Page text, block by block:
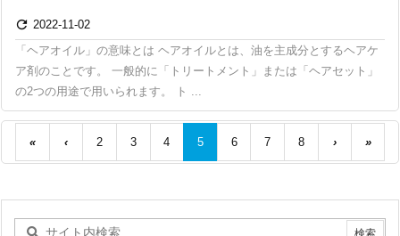
 2022-11-02
「ヘアオイル」の意味とは ヘアオイルとは、油を主成分とするヘアケ
ア剤のことです。 一般的に「トリートメント」または「ヘアセット」
の2つの用途で用いられます。 ト ...
« ‹ 2 3 4 5 6 7 8 › »